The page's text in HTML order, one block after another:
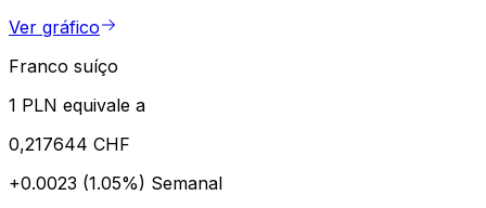
Ver gráfico
Franco suíço
1 PLN equivale a
0,217644 CHF
+0.0023 (1.05%) Semanal